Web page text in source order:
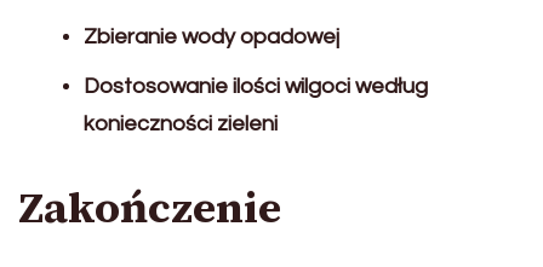
Zbieranie wody opadowej
Dostosowanie ilości wilgoci według
konieczności zieleni
Zakończenie